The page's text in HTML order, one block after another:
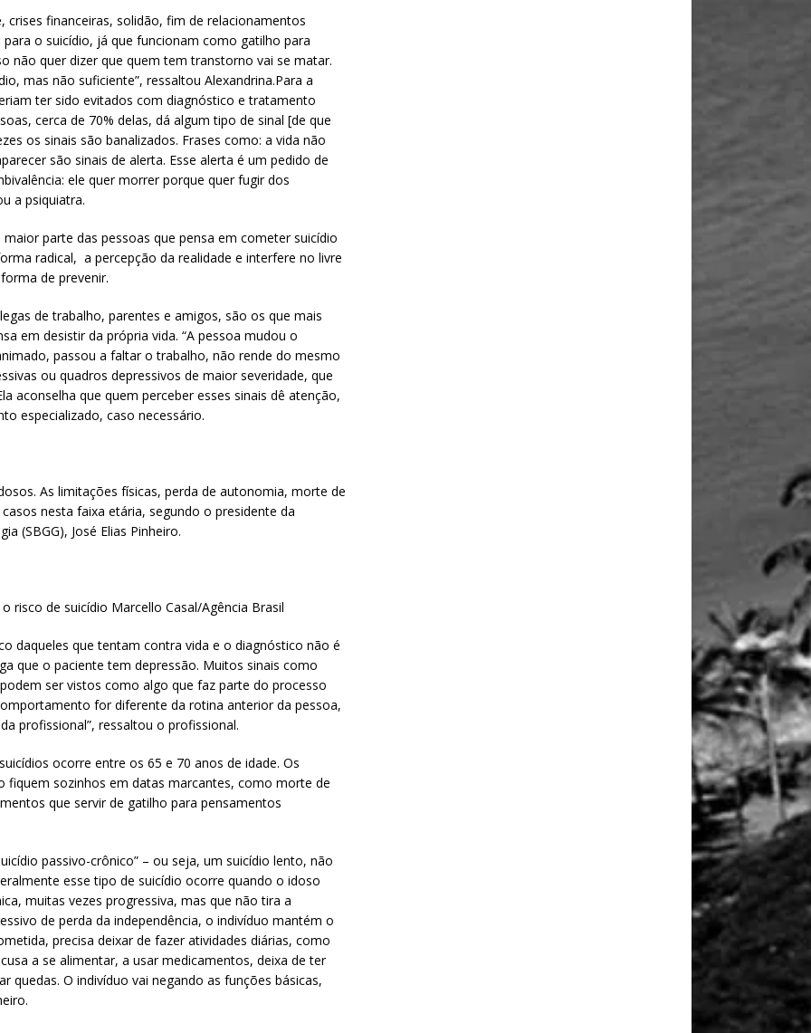
crises financeiras, solidão, fim de relacionamentos
o suicídio, já que funcionam como gatilho para
não quer dizer que quem tem transtorno vai se matar.
mas não suficiente”, ressaltou Alexandrina.Para a
ter sido evitados com diagnóstico e tratamento
cerca de 70% delas, dá algum tipo de sinal [de que
os sinais são banalizados. Frases como: a vida não
são sinais de alerta. Esse alerta é um pedido de
ele quer morrer porque quer fugir dos
a psiquiatra.
parte das pessoas que pensa em cometer suicídio
radical, a percepção da realidade e interfere no livre
de prevenir.
de trabalho, parentes e amigos, são os que mais
em desistir da própria vida. “A pessoa mudou o
passou a faltar o trabalho, não rende do mesmo
ou quadros depressivos de maior severidade, que
aconselha que quem perceber esses sinais dê atenção,
especializado, caso necessário.
As limitações físicas, perda de autonomia, morte de
nesta faixa etária, segundo o presidente da
(SBGG), José Elias Pinheiro.
risco de suicídio Marcello Casal/Agência Brasil
daqueles que tentam contra vida e o diagnóstico não é
que o paciente tem depressão. Muitos sinais como
ser vistos como algo que faz parte do processo
for diferente da rotina anterior da pessoa,
profissional”, ressaltou o profissional.
ocorre entre os 65 e 70 anos de idade. Os
fiquem sozinhos em datas marcantes, como morte de
que servir de gatilho para pensamentos
passivo-crônico” – ou seja, um suicídio lento, não
esse tipo de suicídio ocorre quando o idoso
muitas vezes progressiva, mas que não tira a
de perda da independência, o indivíduo mantém o
precisa deixar de fazer atividades diárias, como
a se alimentar, a usar medicamentos, deixa de ter
O indivíduo vai negando as funções básicas,